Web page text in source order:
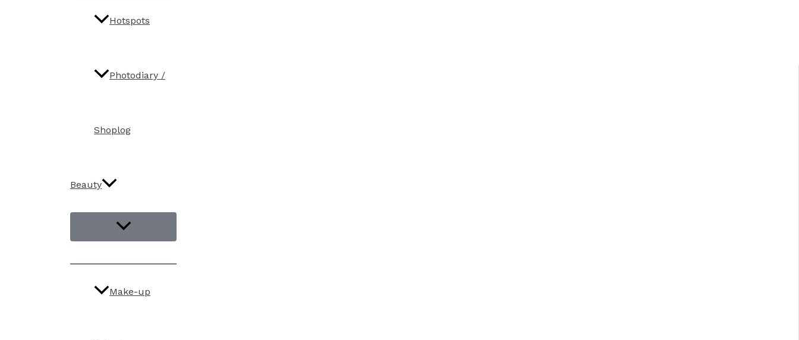
Hotspots
Photodiary /
Shoplog
Beauty
Make-up